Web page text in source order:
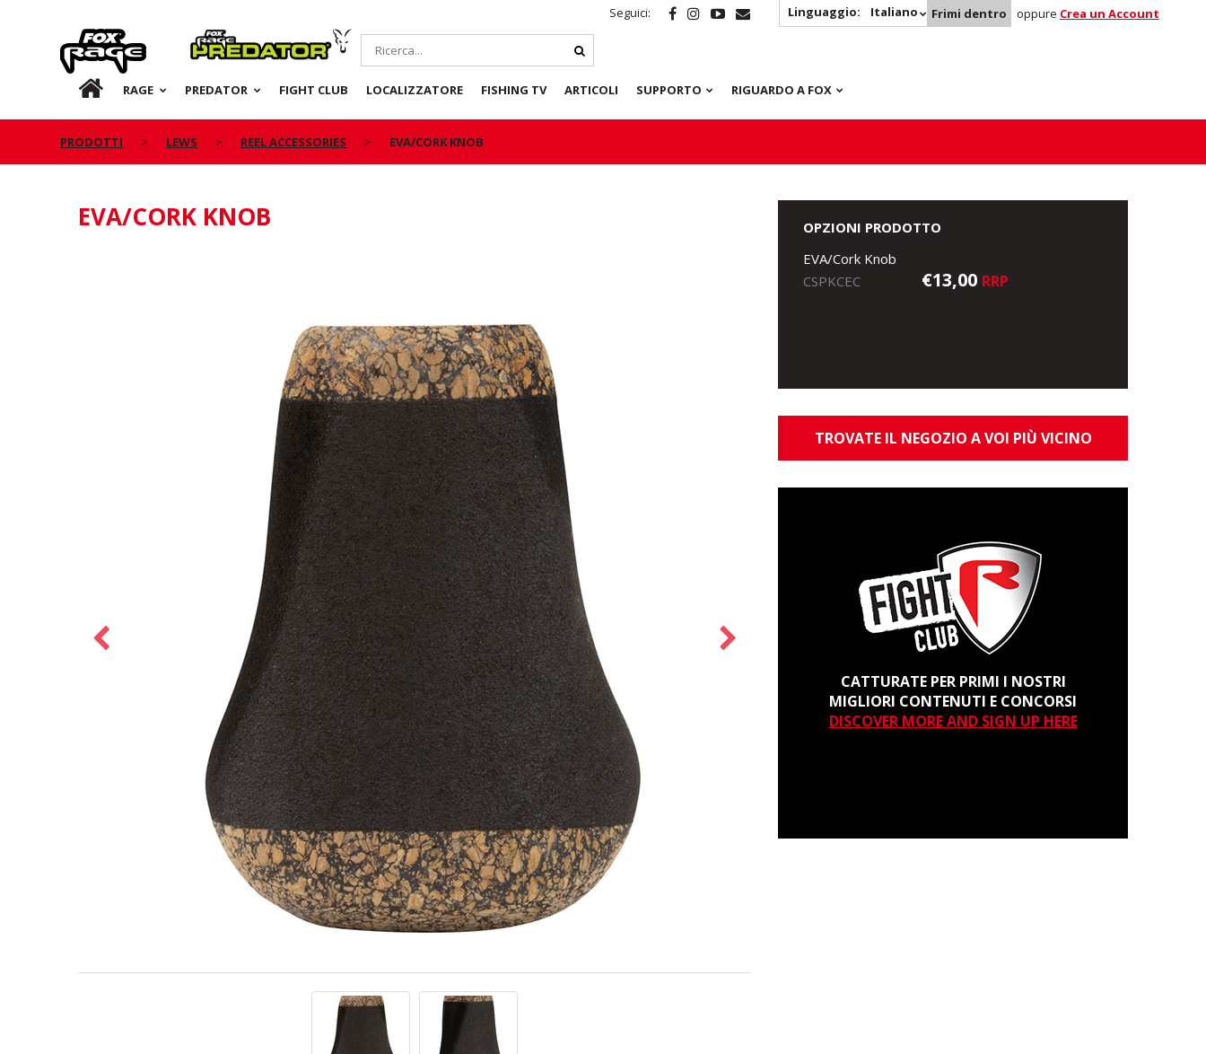
Seguici: Linguaggio: Italiano Frimi dentro oppure Crea un Account
Rage Predator
IT RAGE PREDATOR FIGHT CLUB LOCALIZZATORE FISHING TV ARTICOLI SUPPORTO RIGUARDO A FOX
PRODOTTI LEWS REEL ACCESSORIES EVA/CORK KNOB
EVA/CORK KNOB
OPZIONI PRODOTTO
EVA/Cork Knob
CSPKCEC
€13,00 RRP
TROVATE IL NEGOZIO A VOI PIÙ VICINO
CATTURATE PER PRIMI I NOSTRI
MIGLIORI CONTENUTI E CONCORSI
DISCOVER MORE AND SIGN UP HERE